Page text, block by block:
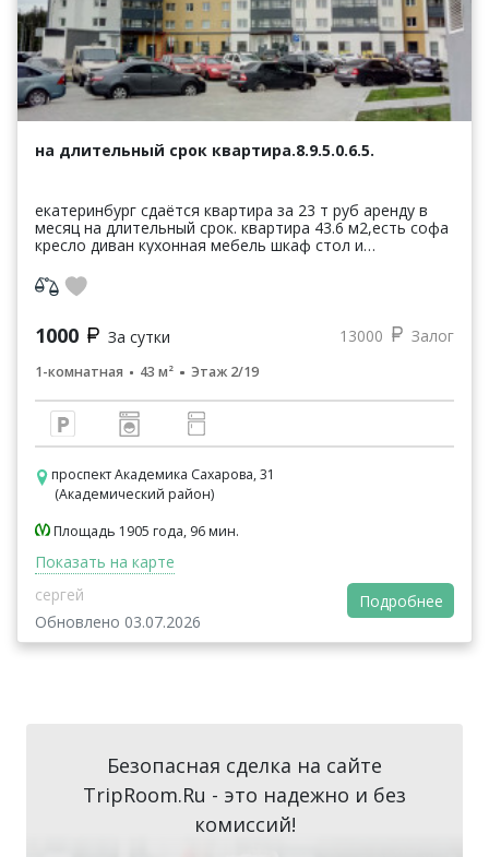
на длительный срок квартира.8.9.5.0.6.5.
екатеринбург сдаётся квартира за 23 т руб аренду в
месяц на длительный срок. квартира 43.6 м2,есть софа
кресло диван кухонная мебель шкаф стол и
1000 За сутки 13000 Залог
1-комнатная 43 м² Этаж 2/19
проспект Академика Сахарова, 31
(Академический район)
Площадь 1905 года, 96 мин.
Показать на карте
сергей
Обновлено 03.07.2026
Подробнее
Безопасная сделка на сайте
TripRoom.Ru - это надежно и без
комиссий!